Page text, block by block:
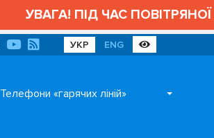
УВАГА! ПІД ЧАС ПОВІТРЯНОЇ
УКР ENG
Телефони «гарячих ліній»